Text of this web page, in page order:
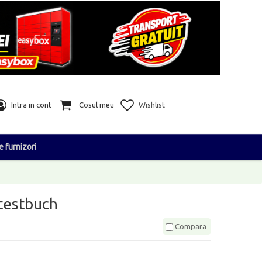
Intra in cont Cosul meu Wishlist
furnizori
Compara